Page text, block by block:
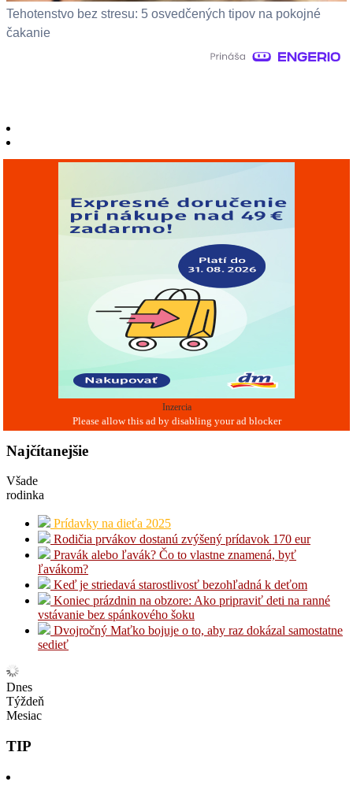
Tehotenstvo bez stresu: 5 osvedčených tipov na pokojné
čakanie
Inzercia
Najčítanejšie
Všade
rodinka
Prídavky na dieťa 2025
Rodičia prvákov dostanú zvýšený prídavok 170 eur
Pravák alebo ľavák? Čo to vlastne znamená, byť
ľavákom?
Keď je striedavá starostlivosť bezohľadná k deťom
Koniec prázdnin na obzore: Ako pripraviť deti na ranné
vstávanie bez spánkového šoku
Dvojročný Maťko bojuje o to, aby raz dokázal samostatne
sedieť
Dnes
Týždeň
Mesiac
TIP